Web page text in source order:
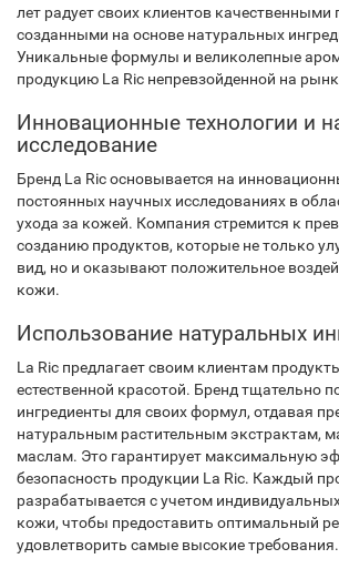
лет радует своих клиентов качественными
созданными на основе натуральных
Уникальные формулы и великолепные
продукцию La Ric непревзойденной на
Инновационные технологии и
исследование
Бренд La Ric основывается на
постоянных научных исследованиях в
ухода за кожей. Компания стремится к
созданию продуктов, которые не только
вид, но и оказывают положительное
кожи.
Использование натуральных
La Ric предлагает своим клиентам
естественной красотой. Бренд тщательно
ингредиенты для своих формул, отдавая
натуральным растительным экстрактам,
маслам. Это гарантирует максимальную
безопасность продукции La Ric. Каждый
разрабатывается с учетом
кожи, чтобы предоставить оптимальный
удовлетворить самые высокие требования.